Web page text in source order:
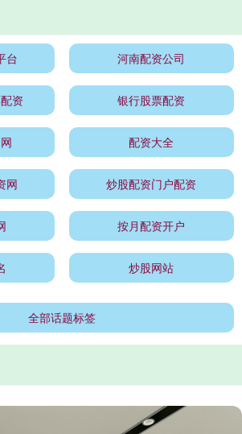
台 河南配资公司
资 银行股票配资
配资大全
网 炒股配资门户配资
按月配资开户
炒股网站
全部话题标签